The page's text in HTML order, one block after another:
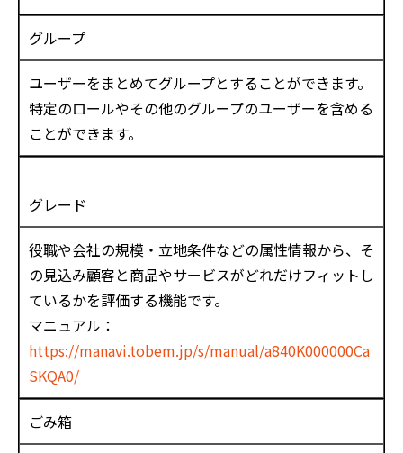
グループ
ユーザーをまとめてグループとすることができます。
特定のロールやその他のグループのユーザーを含める
ことができます。
グレード
役職や会社の規模・立地条件などの属性情報から、そ
の見込み顧客と商品やサービスがどれだけフィットし
ているかを評価する機能です。
マニュアル：
https://manavi.tobem.jp/s/manual/a840K000000Ca
SKQA0/
ごみ箱